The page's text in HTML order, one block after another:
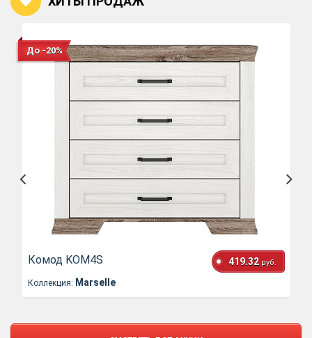
До -20%
Комод KOM4S 419.32 руб.
Коллекция: Marselle